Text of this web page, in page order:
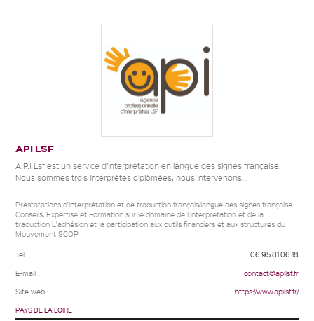
API LSF
A.P.I Lsf est un service d’interprétation en langue des signes française.
Nous sommes trois interprètes diplômées, nous intervenons...
Prestatations d'interprétation et de traduction français/langue des signes française
Conseils, Expertise et Formation sur le domaine de l'interprétation et de la
traduction L'adhésion et la participation aux outils financiers et aux structures du
Mouvement SCOP
Tel. : 06.95.81.06.18
E-mail : contact@apilsf.fr
Site web : https://www.apilsf.fr/
PAYS DE LA LOIRE